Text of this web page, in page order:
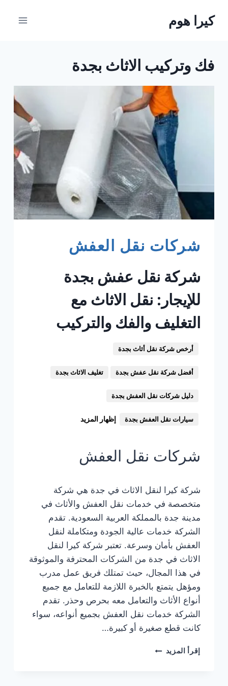
كيرا هوم
فك وتركيب الاثاث بجدة
شركات نقل العفش
شركة نقل عفش بجدة
للإيجار: نقل الاثاث مع
التغليف والفك والتركيب
أرخص شركة نقل أثاث بجدة
أفضل شركة نقل عفش بجدة تغليف الاثاث بجدة
دليل شركات نقل العفش بجدة
سيارات نقل العفش بجدة إظهار المزيد
شركات نقل العفش
شركة كيرا لنقل الاثاث في جدة هي شركة
متخصصة في خدمات نقل العفش والأثاث في
مدينة جدة بالمملكة العربية السعودية. تقدم
الشركة خدمات عالية الجودة ومتكاملة لنقل
العفش بأمان وسرعة. تعتبر شركة كيرا لنقل
الاثاث في جدة من الشركات المحترفة والموثوقة
في هذا المجال، حيث تمتلك فريق عمل مدرب
ومؤهل يتمتع بالخبرة اللازمة للتعامل مع جميع
أنواع الأثاث والتعامل معه بحرص وحذر. تقدم
الشركة خدمات نقل العفش بجميع أنواعه، سواء
كانت قطع صغيرة أو كبيرة…
إقرأ المزيد شركة